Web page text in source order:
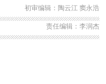
初审编辑：陶云江 窦永浩
责任编辑：李润杰